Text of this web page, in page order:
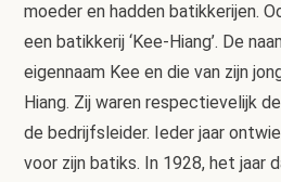
moeder en hadden batikkerijen.
een batikkerij ‘Kee-Hiang’. De
eigennaam Kee en die van zijn
Hiang. Zij waren respectievelijk
de bedrijfsleider. Ieder jaar
voor zijn batiks. In 1928, het jaar